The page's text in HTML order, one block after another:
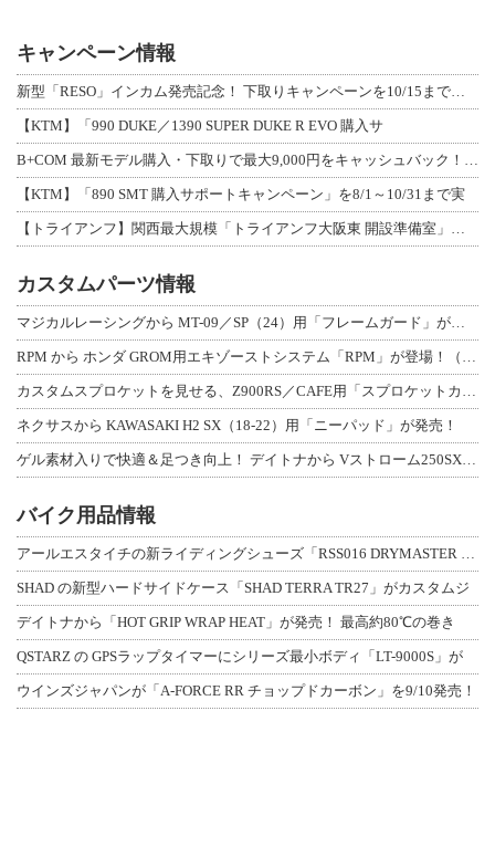
キャンペーン情報
新型「RESO」インカム発売記念！ 下取りキャンペーンを10/15まで延長して開
【KTM】「990 DUKE／1390 SUPER DUKE R EVO 購入サ
B+COM 最新モデル購入・下取りで最大9,000円をキャッシュバック！「B+F
【KTM】「890 SMT 購入サポートキャンペーン」を8/1～10/31まで実
【トライアンフ】関西最大規模「トライアンフ大阪東 開設準備室」がオープン！ 限定
カスタムパーツ情報
マジカルレーシングから MT-09／SP（24）用「フレームガード」が登場！
RPM から ホンダ GROM用エキゾーストシステム「RPM」が登場！（動画あり
カスタムスプロケットを見せる、Z900RS／CAFE用「スプロケットカバーフルキ
ネクサスから KAWASAKI H2 SX（18-22）用「ニーパッド」が発売！
ゲル素材入りで快適＆足つき向上！ デイトナから Vストローム250SX用「快適ロ
バイク用品情報
アールエスタイチの新ライディングシューズ「RSS016 DRYMASTER スト
SHAD の新型ハードサイドケース「SHAD TERRA TR27」がカスタムジ
デイトナから「HOT GRIP WRAP HEAT」が発売！ 最高約80℃の巻き
QSTARZ の GPSラップタイマーにシリーズ最小ボディ「LT-9000S」が
ウインズジャパンが「A-FORCE RR チョップドカーボン」を9/10発売！